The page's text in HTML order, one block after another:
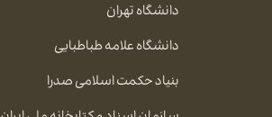
دانشگاه تهران
دانشگاه علامه طباطبایی
بنیاد حکمت اسلامی صدرا